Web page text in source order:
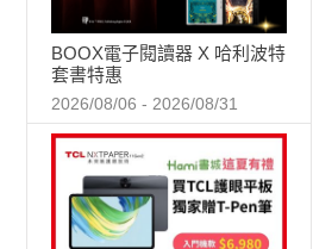
BOOX電子閱讀器 X 哈利波特
套書特惠
2026/08/06 - 2026/08/31